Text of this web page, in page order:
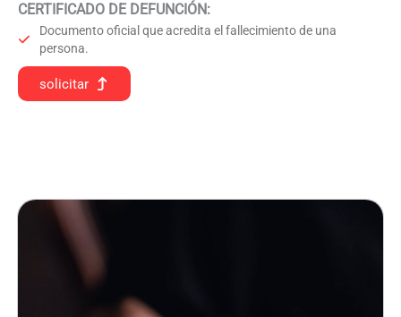
CERTIFICADO DE DEFUNCIÓN:
Documento oficial que acredita el fallecimiento de una
persona.
solicitar